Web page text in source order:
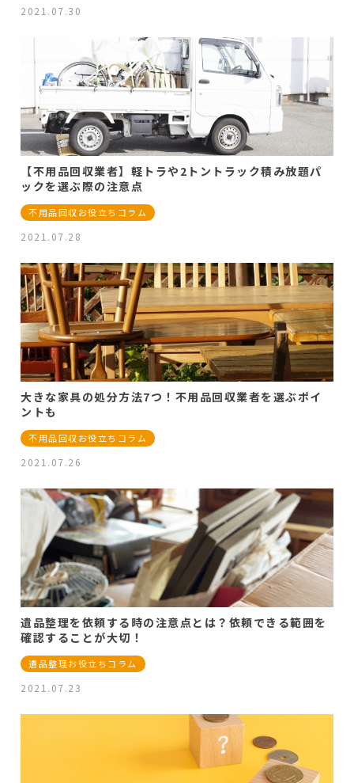
2021.07.30
【不用品回収業者】軽トラや2トントラック積み放題パ
ックを選ぶ際の注意点
不用品回収お役立ちコラム
2021.07.28
大きな家具の処分方法7つ！不用品回収業者を選ぶポイ
ントも
不用品回収お役立ちコラム
2021.07.26
遺品整理を依頼する時の注意点とは？依頼できる範囲を
確認することが大切！
遺品整理お役立ちコラム
2021.07.23